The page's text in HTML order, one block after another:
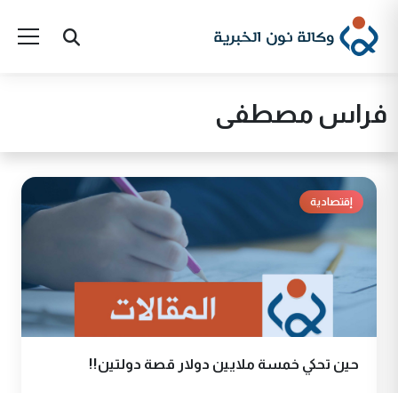
فراس مصطفى
إقتصادية
حين تحكي خمسة ملايين دولار قصة دولتين!!